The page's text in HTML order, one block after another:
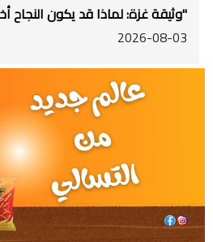
"وثيقة غزة: لماذا قد يكون
2026-08-03